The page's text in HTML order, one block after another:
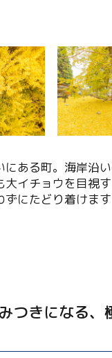
にある町。海岸沿
大イチョウを目視
にたどり着けます
つきになる、